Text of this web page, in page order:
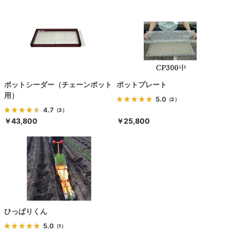
ポットシーダー（チェーンポット
用）
4.7 （3）
￥43,800
ポットプレート
5.0 （2）
￥25,800
ひっぱりくん
5.0 （1）